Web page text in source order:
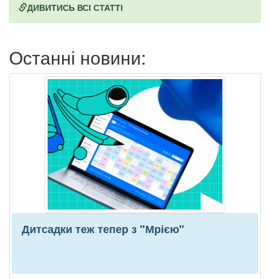
ДИВИТИСЬ ВСІ СТАТТІ
Останні новини:
Дитсадки теж тепер з "Мрією"